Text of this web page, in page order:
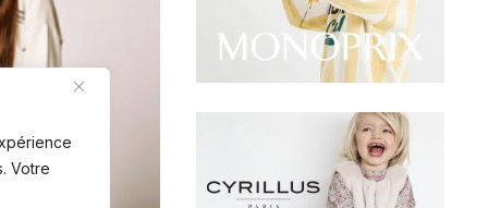
Votre